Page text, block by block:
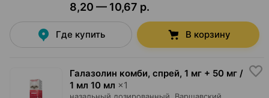
8,20 — 10,67 р.
Где купить В корзину
Галазолин комби, спрей, 1 мг + 50 мг /
1 мл 10 мл ×1